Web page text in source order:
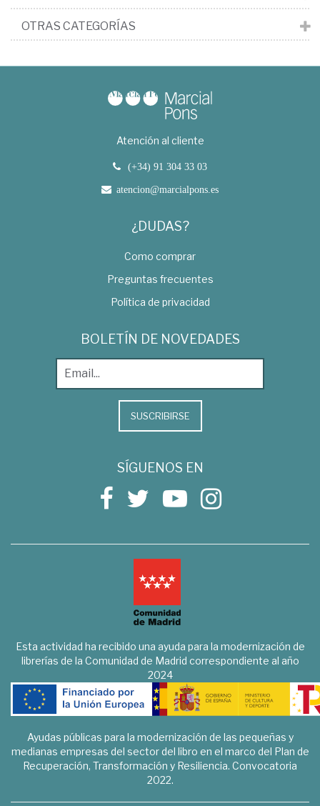
OTRAS CATEGORÍAS
Atención al cliente
(+34) 91 304 33 03
atencion@marcialpons.es
¿DUDAS?
Como comprar
Preguntas frecuentes
Política de privacidad
BOLETÍN DE NOVEDADES
SUSCRIBIRSE
SÍGUENOS EN
Esta actividad ha recibido una ayuda para la modernización de
librerías de la Comunidad de Madrid correspondiente al año
2024
Ayudas públicas para la modernización de las pequeñas y
medianas empresas del sector del libro en el marco del Plan de
Recuperación, Transformación y Resiliencia. Convocatoria
2022.